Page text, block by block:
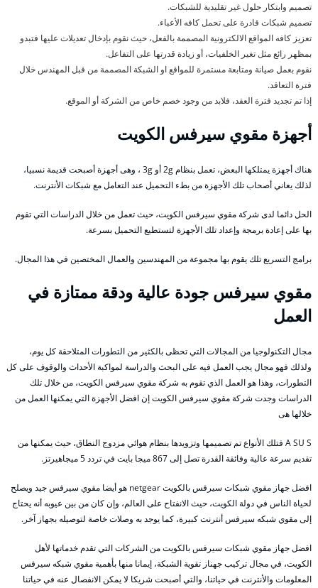
تصميم وابتكار حلول غير تقليدية للشبكات.
تصميم شبكات قادرة على تحمل كافه الأعباء.
تعزيز كافه المواقع الالكترونية المصممة بالفعل، حيث نقوم بإدخال تعديلات عليها فتبدو
بمظهر رائع مثل تغير الخلفيات، أو زيادة قدرتها على التفاعل.
نقوم بعمل صيانة ومتابعة مستمرة للمواقع او الشبكة المصممة من قبل المهندس خلال
فترة التعاقد.
إذا تم تجديد فترة العقد، فلابد من وجود خصم خاص من الشركة أو الموقع.
أجهزة مقوي سيرفس الكويت
هناك أجهزة يمتلكها البعض، تعمل بنظام 2g أو 3g ، وهى أجهزة أصبحت قديمة نسبيا،
لذلك يعاني أصحاب تلك الأجهزة من بطء التحميل عند التعامل مع شبكات الأنترنت.
الحل دائما لدى شركة مقوي سيرفس الكويت، حيث تعمل من خلال الدراسات التي تقوم
بها على إعادة برمجة وإعداد تلك الأجهزة لتستطيع التحميل بسرعة.
برامج التسريع تلك يقوم بها مجموعة من المهندسين والعمال المختصين في هذا المجال.
مقوي سيرفس جودة عالية ودقة ممتازة في
العمل
مجال التكنولوجيا من المجالات التي تحظى بالكثير من التطورات المتلاحقة كل يوم،
ولذلك فهو مجال يجب العمل فيه على البحث والدراسة لمواكبة الأحداث والوقوف على كل
التطورات، وهذا هو العمل الذي تقوم به شركة مقوي سيرفس الكويت، من خلال تلك
الدراسات وجدت شركة مقوي سيرفس الكويت إن افضل الأجهزة التي يمكنها العمل من
خلالها هى
A SU S فتلك الأنواع تم تصميمها وتزويدها بنظام هوائي مزدوج النطاق، حيث يمكنها من
تقديم سرعة عالية وفائقة القدرة تصل إلى 867 ميجا بايت في تردد 5 ميجاهيرتز.
افضل جهاز مقوي شبكات سيرفس بالكويت netgear هو أيضا مقوي سيرفس جيد ويصلح
لحياة الناس في دولة الكويت، حيث الانفتاح على العالم، وإن كان من بين عيوبه أنه يحتاج
إلى مقوي شبكه سيرفس أنترنت كبيرة، كما يوجد به وصلات خاصة لتوصيله بجهاز آخر.
افضل جهاز مقوي شبكات سيرفس بالكويت من الشركات التي تقدم خدماتها لأهل
الكويت، في مجال تركيب جهناز تقوية الشبكة، إيمانا منها بأهمية مقوي شبكه سيرفس
المعلومات والأنترنت في حياتنا، والتي أصبحت شريكا لا يمكن الانفصال عنه في حياتنا